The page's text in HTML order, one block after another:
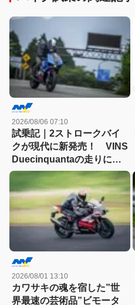
2026/08/06 07:10
試乗記｜2ストロークバイ
クが現代に新発売！ VINS
Duecinquantaの走りに大
感動
2026/08/01 13:10
カワサキの魂を宿した”世
界最速の芸術品”ビモータ